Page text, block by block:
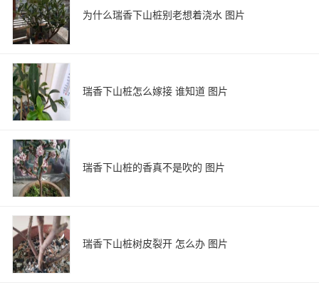
为什么瑞香下山桩别老想着浇水 图片
瑞香下山桩怎么嫁接 谁知道 图片
瑞香下山桩的香真不是吹的 图片
瑞香下山桩树皮裂开 怎么办 图片